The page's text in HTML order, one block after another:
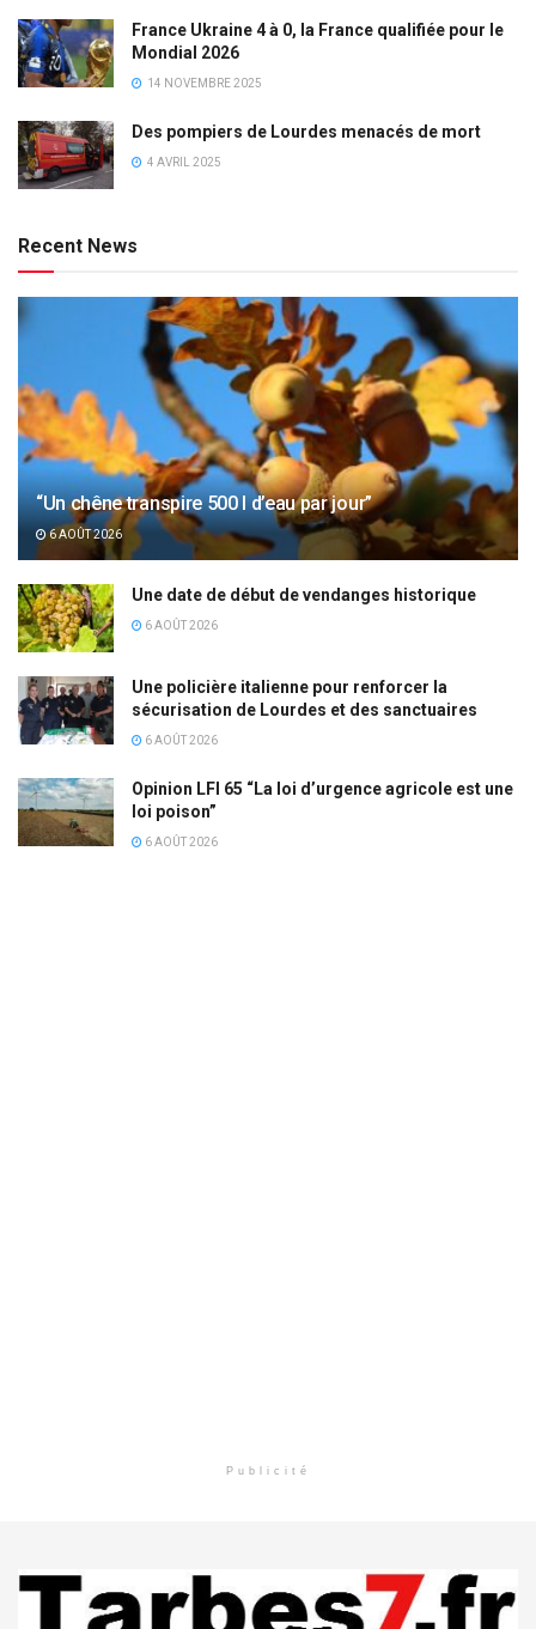
France Ukraine 4 à 0, la France qualifiée pour le
Mondial 2026
14 NOVEMBRE 2025
Des pompiers de Lourdes menacés de mort
4 AVRIL 2025
Recent News
“Un chêne transpire 500 l d’eau par jour”
6 AOÛT 2026
Une date de début de vendanges historique
6 AOÛT 2026
Une policière italienne pour renforcer la
sécurisation de Lourdes et des sanctuaires
6 AOÛT 2026
Opinion LFI 65 “La loi d’urgence agricole est une
loi poison”
6 AOÛT 2026
Publicité